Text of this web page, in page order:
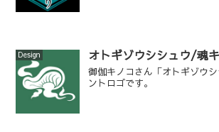
Design オトギゾウシシュウ/魂
御伽キノコさん「オトギゾウ
ントロゴです。